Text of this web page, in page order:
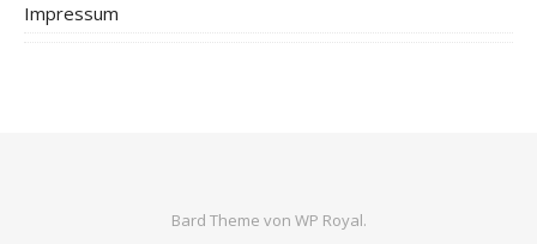
Impressum
Bard Theme von WP Royal.